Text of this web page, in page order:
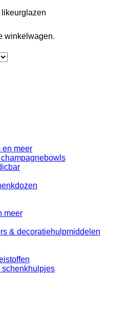
winkelwagen.
en meer
meer
& decoratiehulpmiddelen
schenkhulpjes